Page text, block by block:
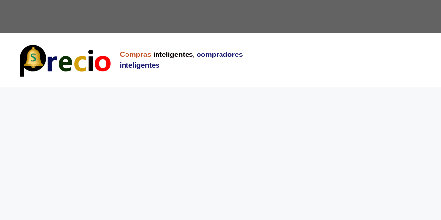
Compras inteligentes, compradores
inteligentes